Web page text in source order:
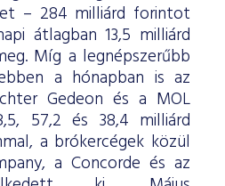
– 284 milliárd forintot
átlagban 13,5 milliárd
Míg a legnépszerűbb
a hónapban is az
Gedeon és a MOL
57,2 és 38,4 milliárd
a brókercégek közül
a Concorde és az